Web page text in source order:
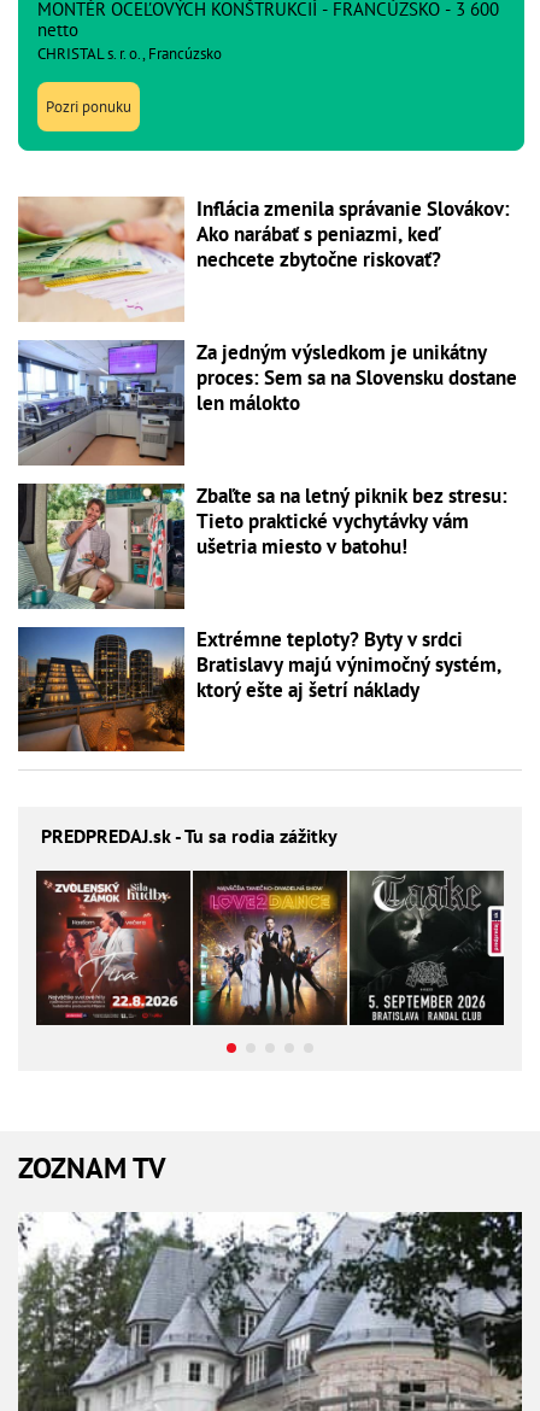
MONTÉR OCEĽOVÝCH KONŠTRUKCIÍ - FRANCÚZSKO - 3 600
netto
CHRISTAL s. r. o., Francúzsko
Pozri ponuku
Inflácia zmenila správanie Slovákov:
Ako narábať s peniazmi, keď
nechcete zbytočne riskovať?
Za jedným výsledkom je unikátny
proces: Sem sa na Slovensku dostane
len málokto
Zbaľte sa na letný piknik bez stresu:
Tieto praktické vychytávky vám
ušetria miesto v batohu!
Extrémne teploty? Byty v srdci
Bratislavy majú výnimočný systém,
ktorý ešte aj šetrí náklady
PREDPREDAJ.sk - Tu sa rodia zážitky
ZOZNAM TV